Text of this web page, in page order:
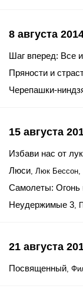
8 августа
Шаг вперед: Все
Пряности и
Черепашки-
15 августа
Избави нас от
Люси, Люк Бессон,
Самолеты: Огонь
Неудержимые 3,
21 августа
Посвященный,